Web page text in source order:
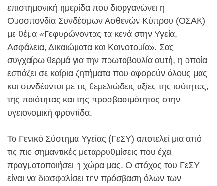
επιστημονική ημερίδα που διοργανώνει η
Ομοσπονδία Συνδέσμων Ασθενών Κύπρου (ΟΣΑΚ)
με θέμα «Γεφυρώνοντας τα κενά στην Υγεία,
Ασφάλεια, Δικαιώματα και Καινοτομία». Σας
συγχαίρω θερμά για την πρωτοβουλία αυτή, η οποία
εστιάζει σε καίρια ζητήματα που αφορούν όλους μας
και συνδέονται με τις θεμελιώδεις αξίες της ισότητας,
της ποιότητας και της προσβασιμότητας στην
υγειονομική φροντίδα.
Το Γενικό Σύστημα Υγείας (ΓεΣΥ) αποτελεί μια από
τις πιο σημαντικές μεταρρυθμίσεις που έχει
πραγματοποιήσει η χώρα μας. Ο στόχος του ΓεΣΥ
είναι να διασφαλίσει την πρόσβαση όλων των